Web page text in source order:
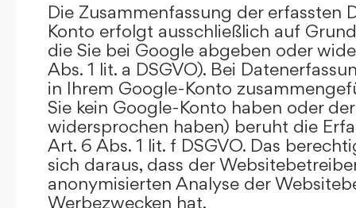
Die Zusammenfassung der erfassten
Konto erfolgt ausschließlich auf
die Sie bei Google abgeben oder
Abs. 1 lit. a DSGVO). Bei
in Ihrem Google-Konto
Sie kein Google-Konto haben oder
widersprochen haben) beruht die
Art. 6 Abs. 1 lit. f DSGVO. Das
sich daraus, dass der
anonymisierten Analyse der
Werbezwecken hat.